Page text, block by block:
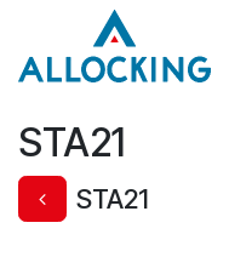
Overslaan naar inhoud
STA21
STA21